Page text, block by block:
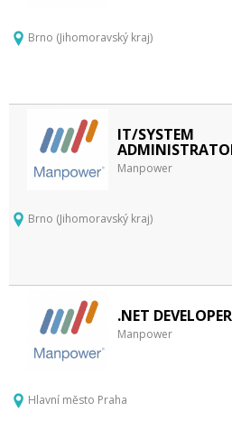
Brno (Jihomoravský kraj)
IT/SYSTEM
Manpower
Brno (Jihomoravský kraj)
.NET DEVELOPER
Manpower
Hlavní město Praha